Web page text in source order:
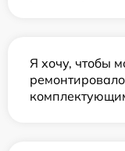
Я хочу, чтобы